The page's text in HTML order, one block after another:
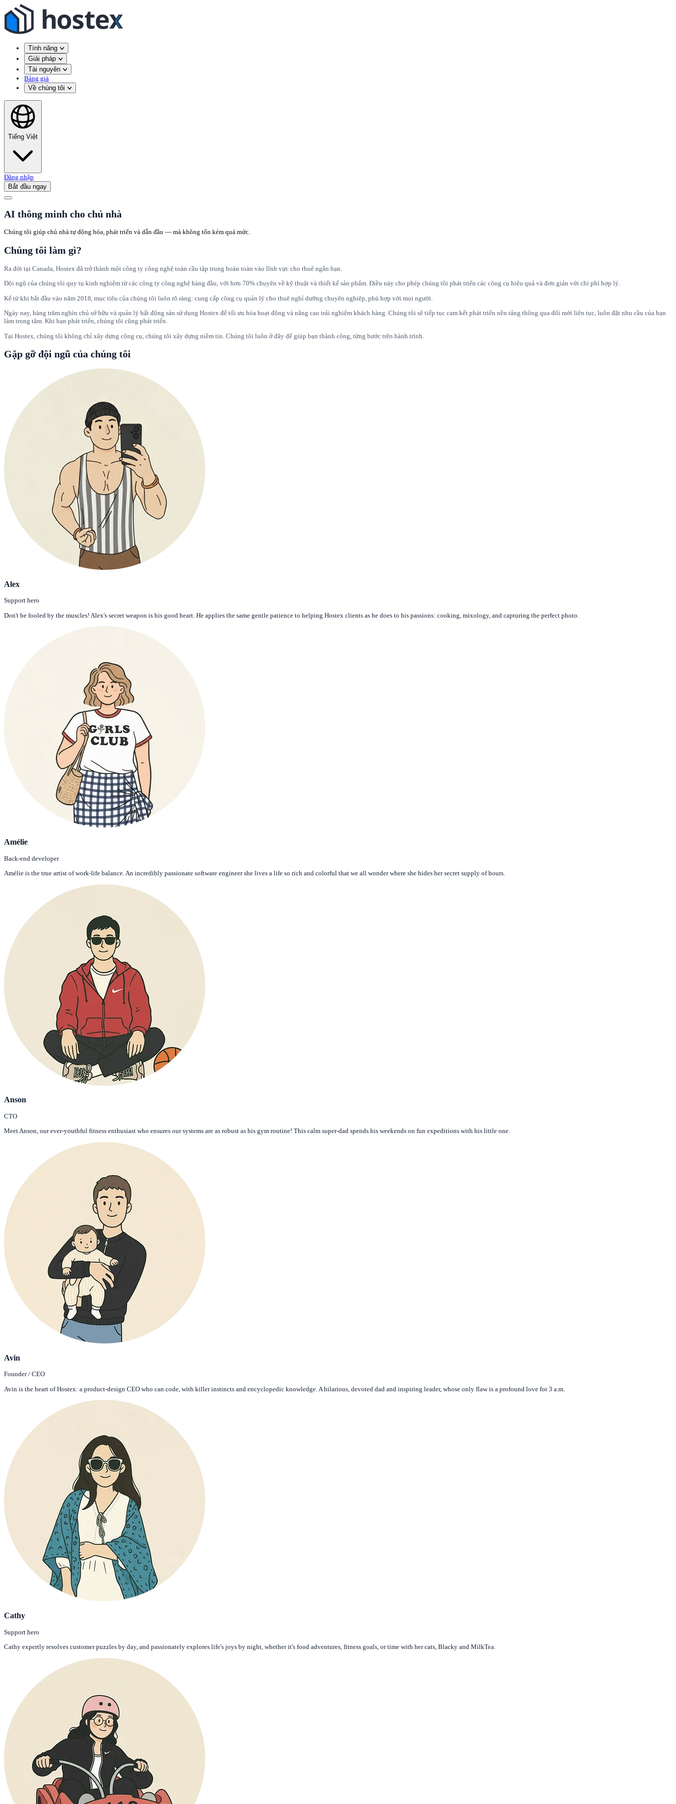
Tính năng
Giải pháp
Tài nguyên
Bảng giá
Về chúng tôi
Tiếng Việt
Đăng nhập
Bắt đầu ngay
AI thông minh cho chủ nhà
Chúng tôi giúp chủ nhà tự động hóa, phát triển và dẫn đầu — mà không tốn kém quá mức.
Chúng tôi làm gì?
Ra đời tại Canada, Hostex đã trở thành một công ty công nghệ toàn cầu tập trung hoàn toàn vào lĩnh vực cho thuê ngắn hạn.
Đội ngũ của chúng tôi quy tụ kinh nghiệm từ các công ty công nghệ hàng đầu, với hơn 70% chuyên về kỹ thuật và thiết kế sản phẩm. Điều này cho phép chúng tôi phát triển các công cụ hiệu quả và đơn giản với chi phí hợp lý.
Kể từ khi bắt đầu vào năm 2018, mục tiêu của chúng tôi luôn rõ ràng: cung cấp công cụ quản lý cho thuê nghỉ dưỡng chuyên nghiệp, phù hợp với mọi người.
Ngày nay, hàng trăm nghìn chủ sở hữu và quản lý bất động sản sử dụng Hostex để tối ưu hóa hoạt động và nâng cao trải nghiệm khách hàng. Chúng tôi sẽ tiếp tục cam kết phát triển nền tảng thông qua đổi mới liên tục, luôn đặt nhu cầu của bạn
làm trọng tâm. Khi bạn phát triển, chúng tôi cũng phát triển.
Tại Hostex, chúng tôi không chỉ xây dựng công cụ, chúng tôi xây dựng niềm tin. Chúng tôi luôn ở đây để giúp bạn thành công, từng bước trên hành trình.
Gặp gỡ đội ngũ của chúng tôi
Alex
Support hero
Don't be fooled by the muscles! Alex's secret weapon is his good heart. He applies the same gentle patience to helping Hostex clients as he does to his passions: cooking, mixology, and capturing the perfect photo.
Amélie
Back-end developer
Amélie is the true artist of work-life balance. An incredibly passionate software engineer she lives a life so rich and colorful that we all wonder where she hides her secret supply of hours.
Anson
CTO
Meet Anson, our ever-youthful fitness enthusiast who ensures our systems are as robust as his gym routine! This calm super-dad spends his weekends on fun expeditions with his little one.
Avin
Founder / CEO
Avin is the heart of Hostex: a product-design CEO who can code, with killer instincts and encyclopedic knowledge. A hilarious, devoted dad and inspiring leader, whose only flaw is a profound love for 3 a.m.
Cathy
Support hero
Cathy expertly resolves customer puzzles by day, and passionately explores life's joys by night, whether it's food adventures, fitness goals, or time with her cats, Blacky and MilkTea.